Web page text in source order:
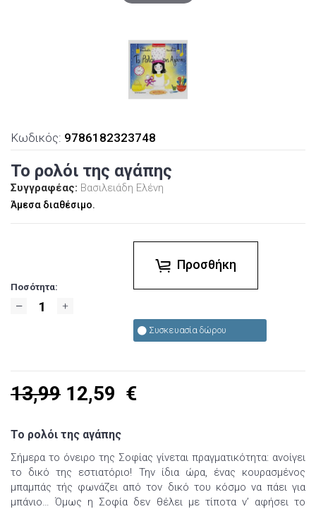
Κωδικός: 9786182323748
Το ρολόι της αγάπης
Συγγραφέας: Βασιλειάδη Ελένη
Άμεσα διαθέσιμο.
Ποσότητα:
Προσθήκη
Συσκευασία δώρου
13,99 12,59 €
Το ρολόι της αγάπης
Σήμερα το όνειρο της Σοφίας γίνεται πραγματικότητα: ανοίγει
το δικό της εστιατόριο! Την ίδια ώρα, ένας κουρασμένος
μπαμπάς τής φωνάζει από τον δικό του κόσμο να πάει για
μπάνιο… Όμως η Σοφία δεν θέλει με τίποτα ν’ αφήσει το